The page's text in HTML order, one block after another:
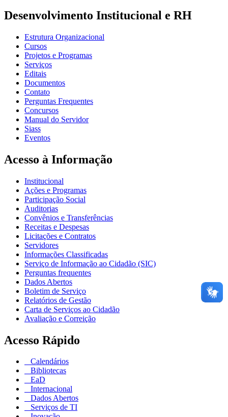
Desenvolvimento Institucional e RH
Estrutura Organizacional
Cursos
Projetos e Programas
Serviços
Editais
Documentos
Contato
Perguntas Frequentes
Concursos
Manual do Servidor
Siass
Eventos
Acesso à Informação
Institucional
Ações e Programas
Participação Social
Auditorias
Convênios e Transferências
Receitas e Despesas
Licitações e Contratos
Servidores
Informações Classificadas
Serviço de Informação ao Cidadão (SIC)
Perguntas frequentes
Dados Abertos
Boletim de Serviço
Relatórios de Gestão
Carta de Serviços ao Cidadão
Avaliação e Correição
Acesso Rápido
Calendários
Bibliotecas
EaD
Internacional
Dados Abertos
Serviços de TI